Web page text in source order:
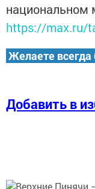
национальном
https://max.ru/
Желаете всегда
Добавить в